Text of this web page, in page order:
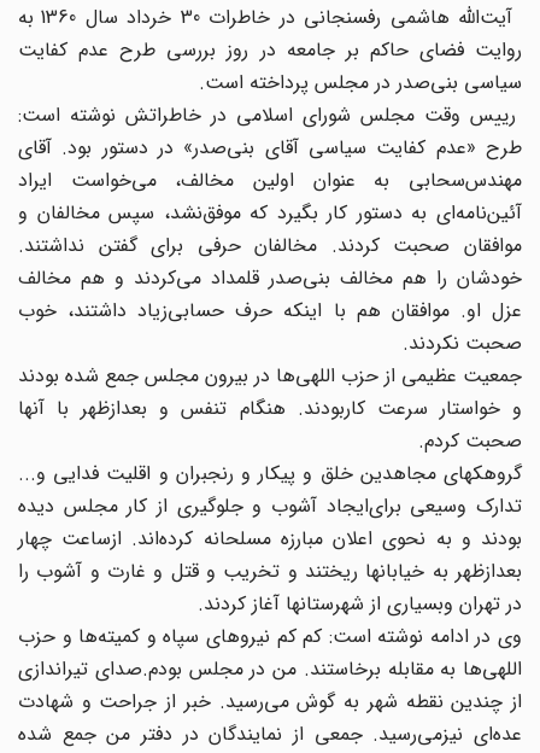
آیت‌الله هاشمی رفسنجانی در خاطرات 30 خرداد سال 1360 به
روایت فضای حاکم بر جامعه در روز بررسی طرح عدم کفایت
سیاسی بنی‌صدر در مجلس پرداخته است.
رییس وقت مجلس شورای اسلامی در خاطراتش نوشته است:
طرح‌ «عدم‌ کفایت‌ سیاسی‌ آقای‌ بنی‌صدر» در دستور بود. آقای‌
مهندس‌سحابی‌ به‌ عنوان‌ اولین‌ مخالف‌، می‌خواست‌ ایراد
آئین‌نامه‌ای‌ به‌ دستور کار بگیرد که‌ موفق‌نشد، سپس‌ مخالفان‌ و
موافقان‌ صحبت‌ کردند. مخالفان‌ حرفی‌ برای‌ گفتن‌ نداشتند.
خودشان‌ را هم‌ مخالف‌ بنی‌صدر قلمداد می‌کردند و هم‌ مخالف‌
عزل‌ او. موافقان‌ هم‌ با اینکه‌ حرف‌ حسابی‌زیاد داشتند، خوب‌
صحبت‌ نکردند.
جمعیت‌ عظیمی‌ از حزب‌ اللهی‌ها در بیرون‌ مجلس‌ جمع‌ شده‌ بودند
و خواستار سرعت‌ کاربودند. هنگام‌ تنفس‌ و بعدازظهر با آنها
صحبت‌ کردم‌.
گروهکهای‌ مجاهدین‌ خلق‌ و پیکار و رنجبران‌ و اقلیت‌ فدایی‌ و...
تدارک‌ وسیعی‌ برای‌ایجاد آشوب‌ و جلوگیری‌ از کار مجلس‌ دیده‌
بودند و به‌ نحوی‌ اعلان‌ مبارزه‌ مسلحانه‌ کرده‌اند. ازساعت‌ چهار
بعدازظهر به‌ خیابانها ریختند و تخریب‌ و قتل‌ و غارت‌ و آشوب‌ را
در تهران‌ وبسیاری‌ از شهرستانها آغاز کردند.
وی در ادامه نوشته است: کم‌ کم‌ نیروهای‌ سپاه‌ و کمیته‌ها و حزب‌
اللهی‌ها به‌ مقابله‌ برخاستند. من‌ در مجلس‌ بودم‌.صدای‌ تیراندازی‌
از چندین‌ نقطه‌ شهر به‌ گوش‌ می‌رسید. خبر از جراحت‌ و شهادت‌
عده‌ای‌ نیزمی‌رسید. جمعی‌ از نمایندگان‌ در دفتر من‌ جمع‌ شده‌